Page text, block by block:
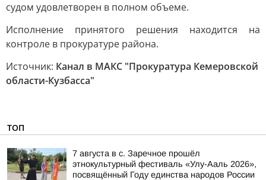
судом удовлетворен в полном объеме.
Исполнение принятого решения находится на
контроле в прокуратуре района.
Источник: Канал в МАКС "Прокуратура Кемеровской
области-Кузбасса"
ТОП
7 августа в с. Заречное прошёл
этнокультурный фестиваль «Улу-Ааль 2026»,
посвящённый Году единства народов России